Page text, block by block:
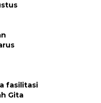
fasilitasi
Gita